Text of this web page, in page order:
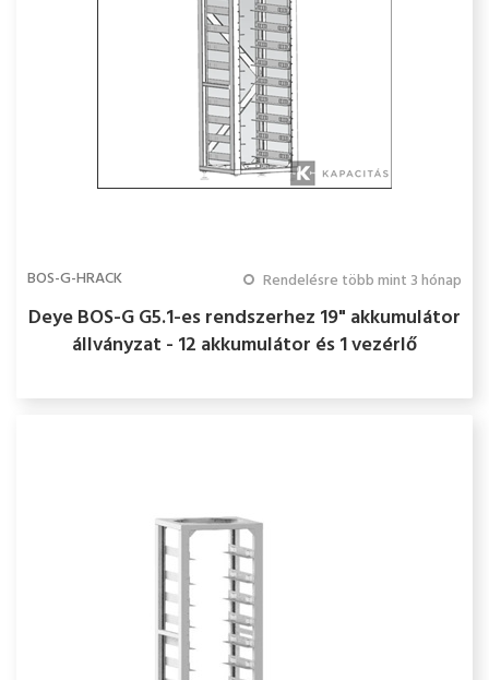
BOS-G-HRACK Rendelésre több mint 3 hónap
Deye BOS-G G5.1-es rendszerhez 19" akkumulátor
állványzat - 12 akkumulátor és 1 vezérlő